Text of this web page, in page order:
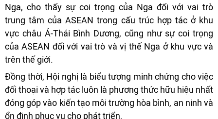
Nga, cho thấy sự coi trọng của Nga đối với vai trò
trung tâm của ASEAN trong cấu trúc hợp tác ở khu
vực châu Á-Thái Bình Dương, cũng như sự coi trọng
của ASEAN đối với vai trò và vị thế Nga ở khu vực và
trên thế giới.
Đồng thời, Hội nghị là biểu tượng minh chứng cho việc
đối thoại và hợp tác luôn là phương thức hữu hiệu nhất
đóng góp vào kiến tạo môi trường hòa bình, an ninh và
ổn định phục vụ cho phát triển.